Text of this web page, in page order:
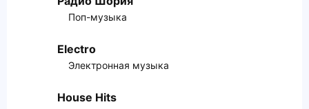
Поп-музыка
Electro
Электронная музыка
House Hits